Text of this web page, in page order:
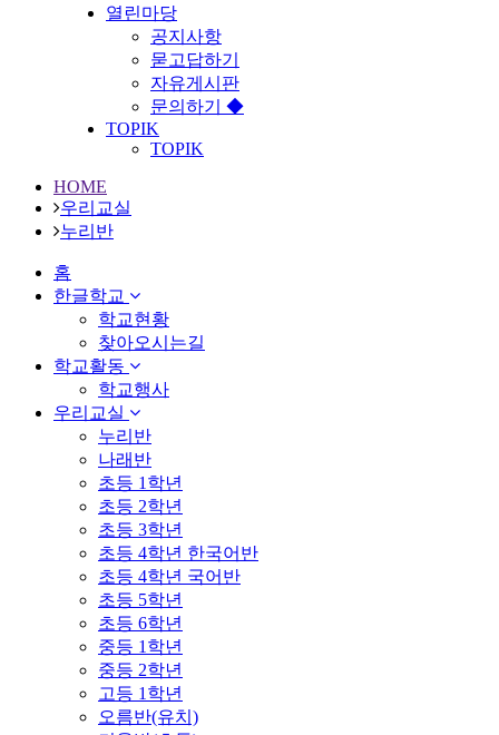
열린마당
공지사항
묻고답하기
자유게시판
문의하기 ◆
TOPIK
TOPIK
HOME
우리교실
누리반
홈
한글학교
학교현황
찾아오시는길
학교활동
학교행사
우리교실
누리반
나래반
초등 1학년
초등 2학년
초등 3학년
초등 4학년 한국어반
초등 4학년 국어반
초등 5학년
초등 6학년
중등 1학년
중등 2학년
고등 1학년
오름반(유치)